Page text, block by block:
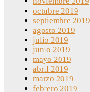
octubre 2019
septiembre 2019
agosto 2019
julio 2019
junio 2019
mayo 2019
abril 2019
marzo 2019
febrero 2019